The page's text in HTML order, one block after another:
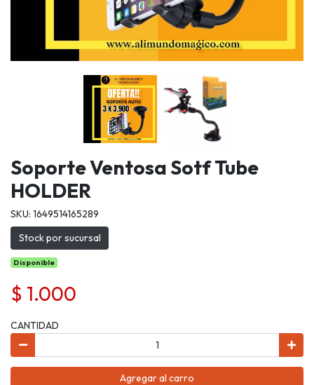
Soporte Ventosa Sotf Tube
HOLDER
SKU: 1649514165289
Stock por sucursal
Disponible
$ 1.000
CANTIDAD
Agregar al carro